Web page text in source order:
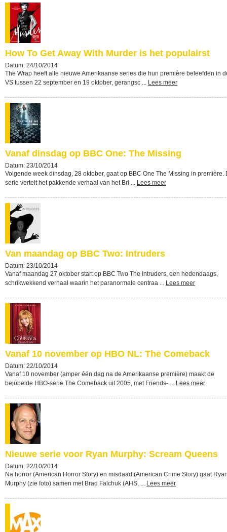
How To Get Away With Murder is het populairst
Datum: 24/10/2014
The Wrap heeft alle nieuwe Amerikaanse series die hun première beleefden in
VS tussen 22 september en 19 oktober, gerangsc ... Lees meer
Vanaf dinsdag op BBC One: The Missing
Datum: 23/10/2014
Volgende week dinsdag, 28 oktober, gaat op BBC One The Missing in première.
serie vertelt het pakkende verhaal van het Bri ... Lees meer
Van maandag op BBC Two: Intruders
Datum: 23/10/2014
Vanaf maandag 27 oktober start op BBC Two The Intruders, een hedendaags,
schrikwekkend verhaal waarin het paranormale centraa ... Lees meer
Vanaf 10 november op HBO NL: The Comeback
Datum: 22/10/2014
Vanaf 10 november (amper één dag na de Amerikaanse première) maakt de
bejubelde HBO-serie The Comeback uit 2005, met Friends- ... Lees meer
Nieuwe serie voor Ryan Murphy: Scream Queens
Datum: 22/10/2014
Na horror (American Horror Story) en misdaad (American Crime Story) gaat
Murphy (zie foto) samen met Brad Falchuk (AHS, ... Lees meer